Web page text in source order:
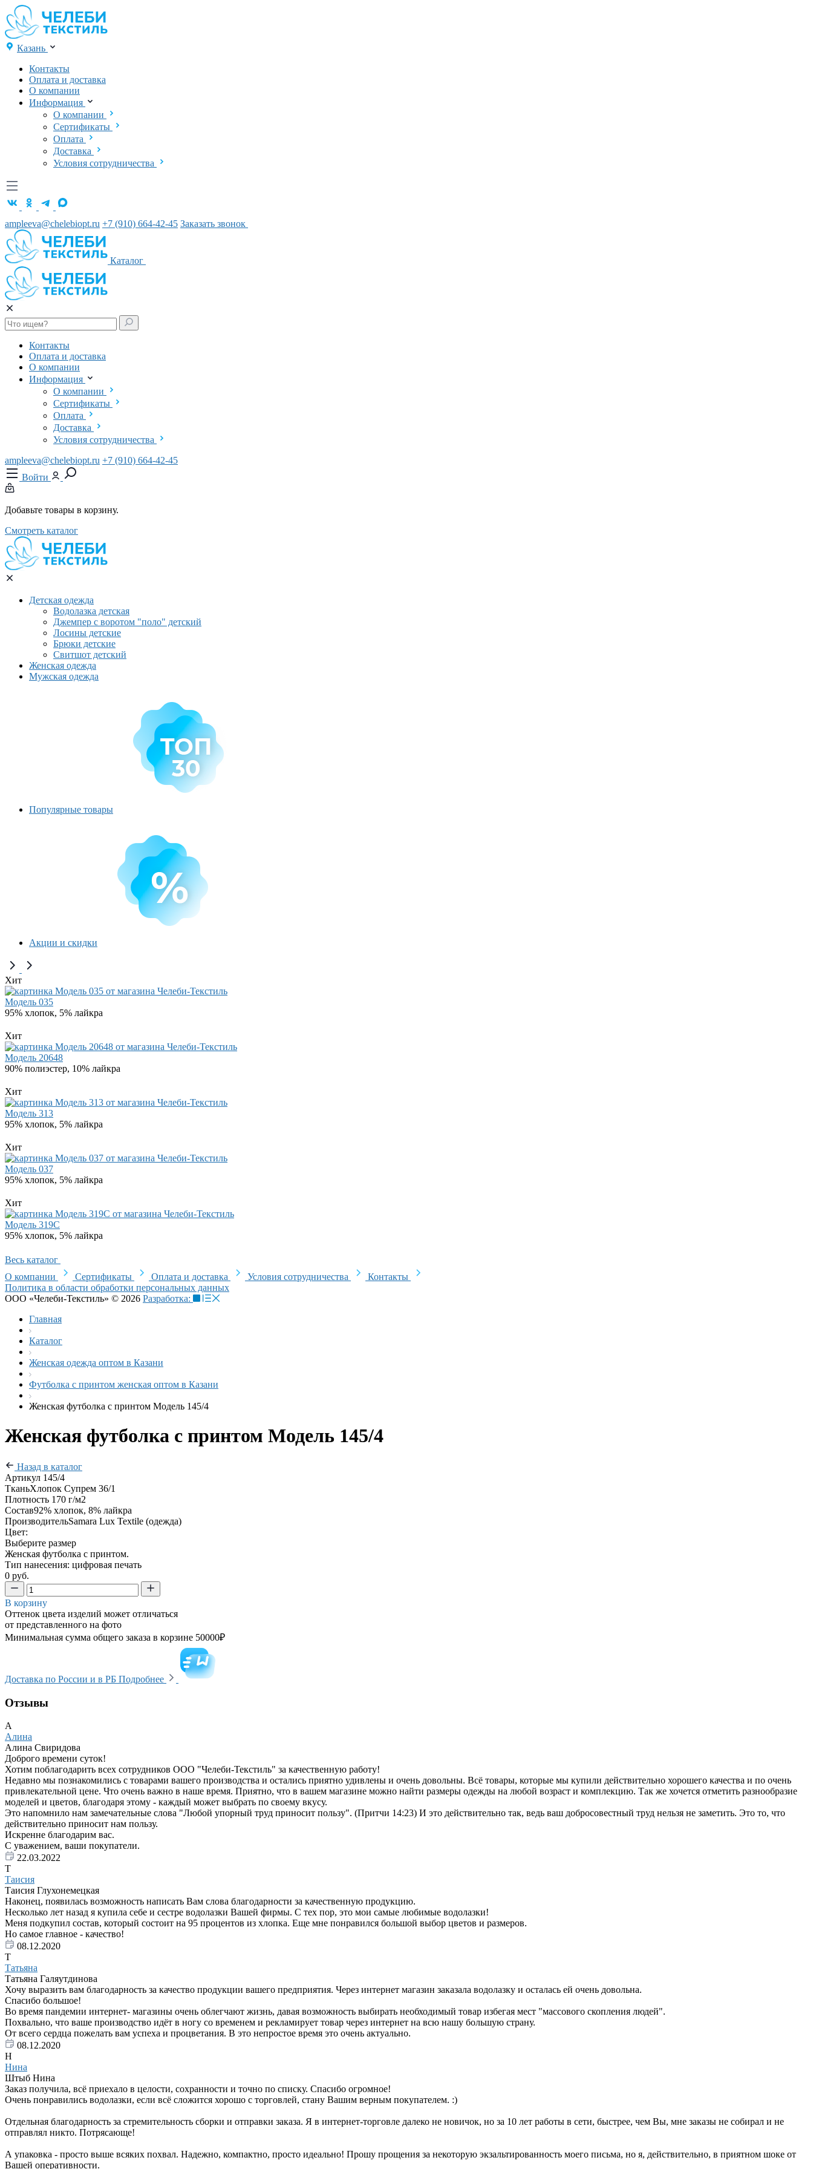
Казань
Контакты
Оплата и доставка
О компании
Информация
О компании
Сертификаты
Оплата
Доставка
Условия сотрудничества
ampleeva@chelebiopt.ru +7 (910) 664-42-45 Заказать звонок
Каталог
Контакты
Оплата и доставка
О компании
Информация
О компании
Сертификаты
Оплата
Доставка
Условия сотрудничества
ampleeva@chelebiopt.ru +7 (910) 664-42-45
Войти
Добавьте товары в корзину.
Смотреть каталог
Детская одежда
Водолазка детская
Джемпер с воротом "поло" детский
Лосины детские
Брюки детские
Свитшот детский
Женская одежда
Мужская одежда
Популярные товары
Акции и скидки
Хит
Модель 035
95% хлопок, 5% лайкра
Хит
Модель 20648
90% полиэстер, 10% лайкра
Хит
Модель 313
95% хлопок, 5% лайкра
Хит
Модель 037
95% хлопок, 5% лайкра
Хит
Модель 319C
95% хлопок, 5% лайкра
Весь каталог
О компании
Сертификаты Оплата и доставка Условия сотрудничества
Контакты
Политика в области обработки персональных данных
ООО «Челеби-Текстиль» © 2026 Разработка:
Главная
Каталог
Женская одежда оптом в Казани
Футболка с принтом женская оптом в Казани
Женская футболка с принтом Модель 145/4
Женская футболка с принтом Модель 145/4
Назад в каталог
Артикул 145/4
ТканьХлопок Супрем 36/1
Плотность 170 г/м2
Состав92% хлопок, 8% лайкра
ПроизводительSamara Lux Textile (одежда)
Цвет:
Выберите размер
Женская футболка с принтом.
Тип нанесения: цифровая печать
0 руб.
В корзину
Оттенок цвета изделий может отличаться
от представленного на фото
Минимальная сумма общего заказа в корзине 50000₽
Доставка по России и в РБ Подробнее
Отзывы
А
Алина
Алина Свиридова
Доброго времени суток!
Хотим поблагодарить всех сотрудников ООО "Челеби-Текстиль" за качественную работу!
Недавно мы познакомились с товарами вашего производства и остались приятно удивлены и очень довольны. Всё товары, которые мы купили действительно хорошего качества и по очень
привлекательной цене. Что очень важно в наше время. Приятно, что в вашем магазине можно найти размеры одежды на любой возраст и комплекцию. Так же хочется отметить разнообразие
моделей и цветов, благодаря этому - каждый может выбрать по своему вкусу.
Это напомнило нам замечательные слова "Любой упорный труд приносит пользу". (Притчи 14:23) И это действительно так, ведь ваш добросовестный труд нельзя не заметить. Это то, что
действительно приносит нам пользу.
Искренне благодарим вас.
С уважением, ваши покупатели.
22.03.2022
Т
Таисия
Таисия Глухонемецкая
Наконец, появилась возможность написать Вам слова благодарности за качественную продукцию.
Несколько лет назад я купила себе и сестре водолазки Вашей фирмы. С тех пор, это мои самые любимые водолазки!
Меня подкупил состав, который состоит на 95 процентов из хлопка. Еще мне понравился большой выбор цветов и размеров.
Но самое главное - качество!
08.12.2020
Т
Татьяна
Татьяна Галяутдинова
Хочу выразить вам благодарность за качество продукции вашего предприятия. Через интернет магазин заказала водолазку и осталась ей очень довольна.
Спасибо большое!
Во время пандемии интернет- магазины очень облегчают жизнь, давая возможность выбирать необходимый товар избегая мест "массового скопления людей".
Похвально, что ваше производство идёт в ногу со временем и рекламирует товар через интернет на всю нашу большую страну.
От всего сердца пожелать вам успеха и процветания. В это непростое время это очень актуально.
08.12.2020
Н
Нина
Штыб Нина
Заказ получила, всё приехало в целости, сохранности и точно по списку. Спасибо огромное!
Очень понравились водолазки, если всё сложится хорошо с торговлей, стану Вашим верным покупателем. :)
Отдельная благодарность за стремительность сборки и отправки заказа. Я в интернет-торговле далеко не новичок, но за 10 лет работы в сети, быстрее, чем Вы, мне заказы не собирал и не
отправлял никто. Потрясающе!
А упаковка - просто выше всяких похвал. Надежно, компактно, просто идеально! Прошу прощения за некоторую экзальтированность моего письма, но я, действительно, в приятном шоке от
Вашей оперативности.